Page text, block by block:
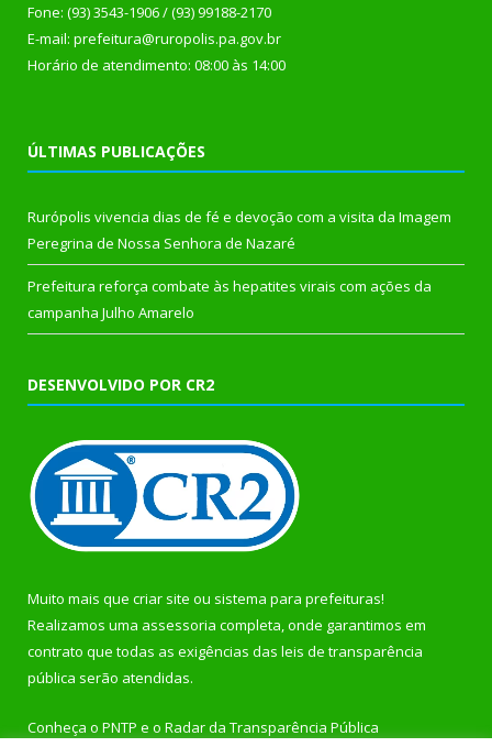
Fone: (93) 3543-1906 / (93) 99188-2170
E-mail: prefeitura@ruropolis.pa.gov.br
Horário de atendimento: 08:00 às 14:00
ÚLTIMAS PUBLICAÇÕES
Rurópolis vivencia dias de fé e devoção com a visita da Imagem
Peregrina de Nossa Senhora de Nazaré
Prefeitura reforça combate às hepatites virais com ações da
campanha Julho Amarelo
DESENVOLVIDO POR CR2
Muito mais que criar site ou sistema para prefeituras!
Realizamos uma assessoria completa, onde garantimos em
contrato que todas as exigências das leis de transparência
pública serão atendidas.
Conheça o PNTP e o Radar da Transparência Pública